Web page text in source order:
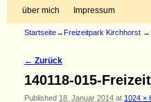
über mich Impressum
Startseite→Freizeitpark Kirchhorst →
Bilder-Navigation
← Zurück
140118-015-
Published 18. Januar 2014 at 1024 ×